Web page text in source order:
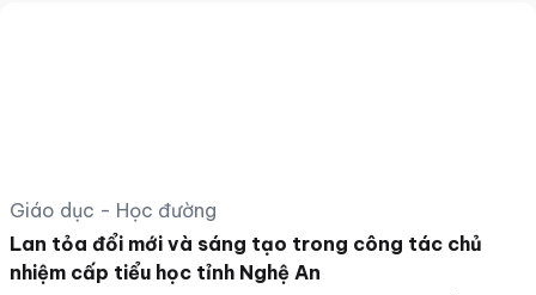
Giáo dục - Học đường
Lan tỏa đổi mới và sáng tạo trong công tác chủ
nhiệm cấp tiểu học tỉnh Nghệ An